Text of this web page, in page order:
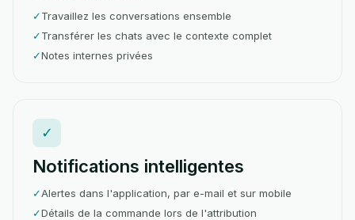
✓Travaillez les conversations ensemble
✓Transférer les chats avec le contexte complet
✓Notes internes privées
✓
Notifications intelligentes
✓Alertes dans l'application, par e-mail et sur mobile
✓Détails de la commande lors de l'attribution